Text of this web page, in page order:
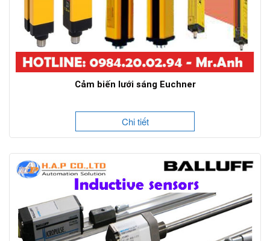
Cảm biến lưới sáng Euchner
Chi tiết